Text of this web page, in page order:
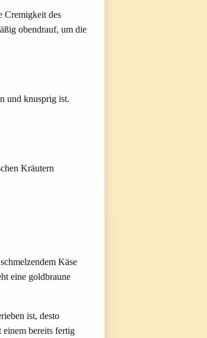
Cremigkeit des
obendrauf, um die
und knusprig ist.
Kräutern
Käse
eine goldbraune
ist, desto
einem bereits fertig